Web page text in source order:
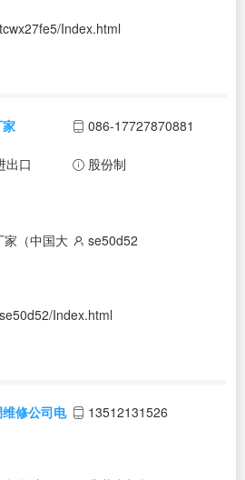
Index.html
086-17727870881
出口 股份制
家（中国大 se50d52
Index.html
维修公司电
13512131526